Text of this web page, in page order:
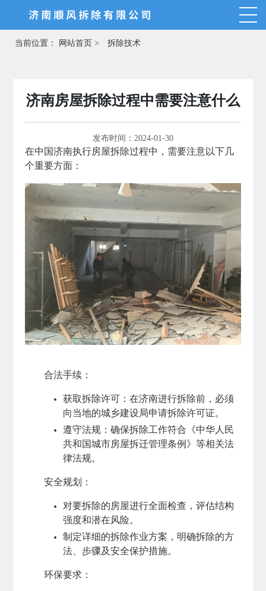
当前位置： 网站首页 > 拆除技术
济南房屋拆除过程中需要注意什么
发布时间：2024-01-30
在中国济南执行房屋拆除过程中，需要注意以下几
个重要方面：
合法手续 ：
获取拆除许可：在济南进行拆除前，必须
向当地的城乡建设局申请拆除许可证。
遵守法规：确保拆除工作符合《中华人民
共和国城市房屋拆迁管理条例》等相关法
律法规。
安全规划 ：
对要拆除的房屋进行全面检查，评估结构
强度和潜在风险。
制定详细的拆除作业方案，明确拆除的方
法、步骤及安全保护措施。
环保要求 ：